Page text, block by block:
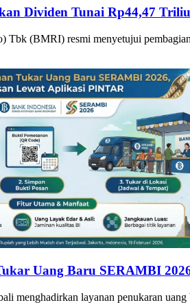
Dividen Tunai Rp44,47
Tbk (BMRI) resmi menyetujui
Uang Baru SERAMBI
menghadirkan layanan penukaran